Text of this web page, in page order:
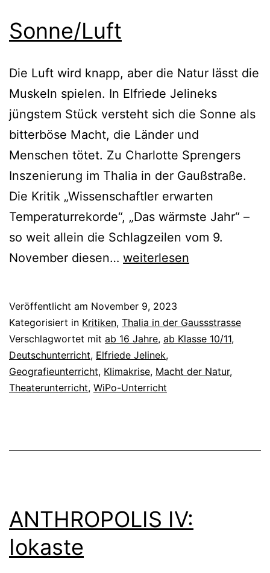
Sonne/Luft
Die Luft wird knapp, aber die Natur lässt die
Muskeln spielen. In Elfriede Jelineks
jüngstem Stück versteht sich die Sonne als
bitterböse Macht, die Länder und
Menschen tötet. Zu Charlotte Sprengers
Inszenierung im Thalia in der Gaußstraße.
Die Kritik „Wissenschaftler erwarten
Temperaturrekorde“, „Das wärmste Jahr“ –
so weit allein die Schlagzeilen vom 9.
November diesen… Sonne/Luft
weiterlesen
Veröffentlicht am November 9, 2023
Kategorisiert in Kritiken, Thalia in der Gaussstrasse
Verschlagwortet mit ab 16 Jahre, ab Klasse 10/11,
Deutschunterricht, Elfriede Jelinek,
Geografieunterricht, Klimakrise, Macht der Natur,
Theaterunterricht, WiPo-Unterricht
ANTHROPOLIS IV:
Iokaste